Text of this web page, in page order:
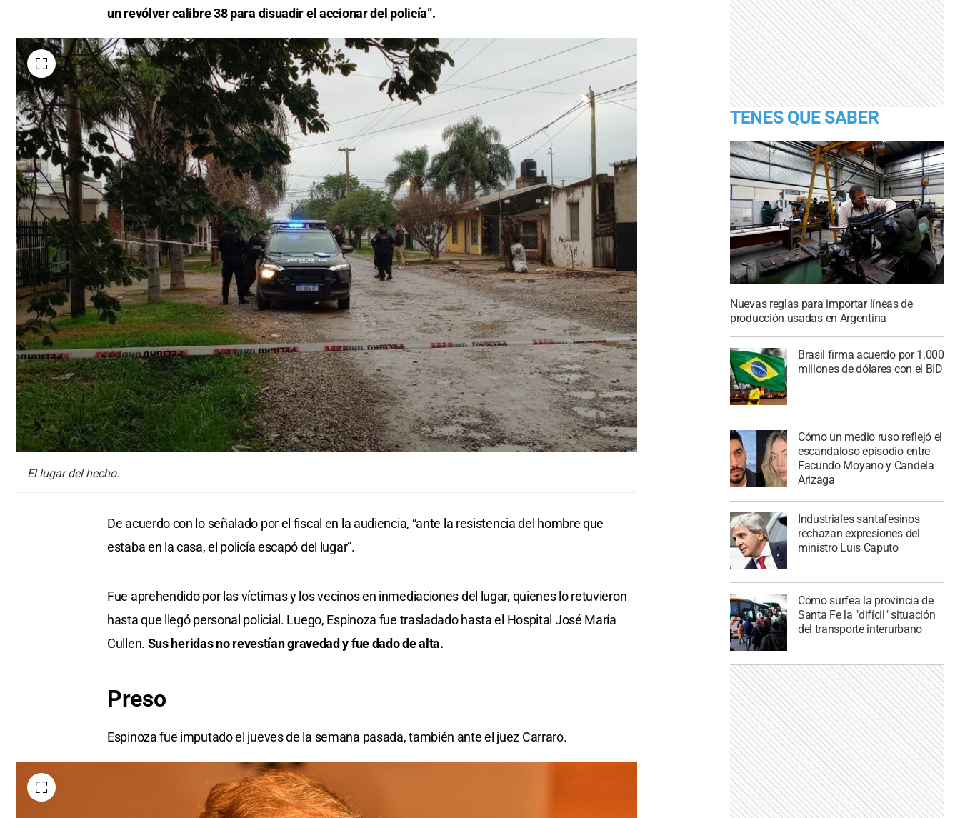
un revólver calibre 38 para disuadir el accionar del policía”.
El lugar del hecho.
De acuerdo con lo señalado por el fiscal en la audiencia, “ante la resistencia del hombre que
estaba en la casa, el policía escapó del lugar”.
Fue aprehendido por las víctimas y los vecinos en inmediaciones del lugar, quienes lo retuvieron
hasta que llegó personal policial. Luego, Espinoza fue trasladado hasta el Hospital José María
Cullen. Sus heridas no revestían gravedad y fue dado de alta.
Preso
Espinoza fue imputado el jueves de la semana pasada, también ante el juez Carraro.
TENES QUE SABER
Nuevas reglas para importar líneas de
producción usadas en Argentina
Brasil firma acuerdo por 1.000
millones de dólares con el BID
Cómo un medio ruso reflejó el
escandaloso episodio entre
Facundo Moyano y Candela
Arizaga
Industriales santafesinos
rechazan expresiones del
ministro Luis Caputo
Cómo surfea la provincia de
Santa Fe la "difícil" situación
del transporte interurbano